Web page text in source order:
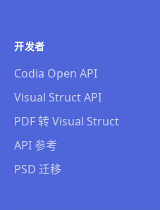
开发者
Codia Open API
Visual Struct API
PDF 转 Visual Struct
API 参考
PSD 迁移